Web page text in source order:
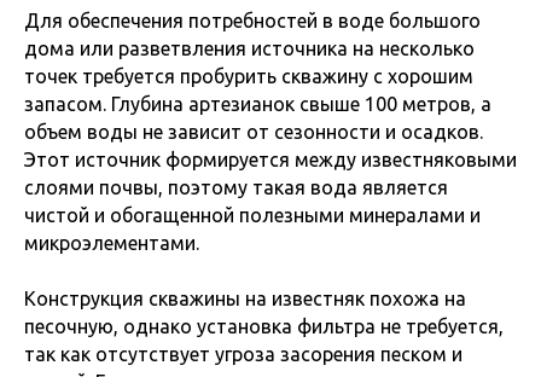
Для обеспечения потребностей в воде большого
дома или разветвления источника на несколько
точек требуется пробурить скважину с хорошим
запасом. Глубина артезианок свыше 100 метров, а
объем воды не зависит от сезонности и осадков.
Этот источник формируется между известняковыми
слоями почвы, поэтому такая вода является
чистой и обогащенной полезными минералами и
микроэлементами.
Конструкция скважины на известняк похожа на
песочную, однако установка фильтра не требуется,
так как отсутствует угроза засорения песком и